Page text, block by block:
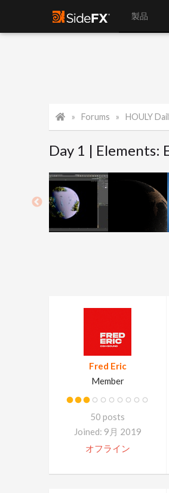
製品
Forums HOULY
Day 1 | Elements:
Fred Eric
Member
50 posts
Joined: 9月 2019
オフライン